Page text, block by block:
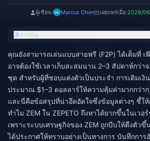
ผู้เขียน: Marcus Chen เผยแพร่เมื่อ:2026/
สารบัญ
คุณยังสามารถเล่นแบบสายฟรี (F2P) ได้เต็มที่ เพี
อาจต้องใช้เวลาเก็บสะสมนาน 2–3 สัปดาห์กว่า
ชุด สำหรับผู้ที่ชอบแต่งตัวเป็นประจำ การเติมเงิน
ประมาณ $1–3 ดอลลาร์ให้ความคุ้มค่ามากกว่า
และนี่คือข้อสรุปที่น่าอึดอัดใจซึ่งข้อมูลต่างๆ ชี้ให้
ทำไม ZEM ใน ZEPETO ถึงหาได้ยากขึ้นในเวอ
เพราะระบบเศรษฐกิจของ ZEM ถูกบีบให้ตึงตัวขึ้
ได้ประกาศให้ทราบอย่างเป็นทางการ บันทึกการ